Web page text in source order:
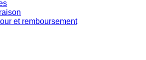
et remboursement